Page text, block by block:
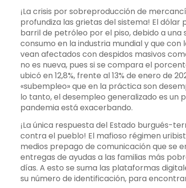
¡La crisis por sobreproducción de
profundiza las grietas del sistema! El dólar
barril de petróleo por el piso, debido a
consumo en la industria mundial y que
vean afectados con despidos masivos
no es nueva, pues si se compara el
ubicó en 12,8%, frente al 13% de enero de
«subempleo» que en la práctica son
lo tanto, el desempleo generalizado es un
pandemia está exacerbando.
¡La única respuesta del Estado burgués-
contra el pueblo! El mafioso régimen
medios prepago de comunicación que se
entregas de ayudas a las familias más
días. A esto se suma las plataformas
su número de identificación, para